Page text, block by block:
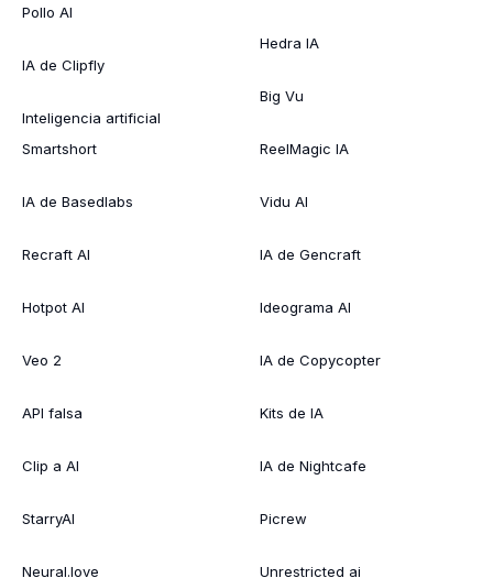
Pollo AI
IA de Clipfly
Inteligencia artificial
Smartshort
IA de Basedlabs
Recraft AI
Hotpot AI
Veo 2
API falsa
Clip a AI
StarryAI
Neural.love
Hedra IA
Big Vu
ReelMagic IA
Vidu AI
IA de Gencraft
Ideograma AI
IA de Copycopter
Kits de IA
IA de Nightcafe
Picrew
Unrestricted ai